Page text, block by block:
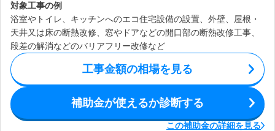
対象工事の例
浴室やトイレ、キッチンへのエコ住宅設備の設置、外壁、屋根・
天井又は床の断熱改修、窓やドアなどの開口部の断熱改修工事、
段差の解消などのバリアフリー改修など
工事金額の相場を見る
補助金が使えるか診断する
この補助金の詳細を見る